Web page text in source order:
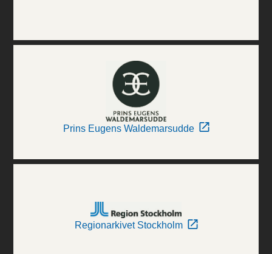
Prins Eugens Waldemarsudde
Regionarkivet Stockholm